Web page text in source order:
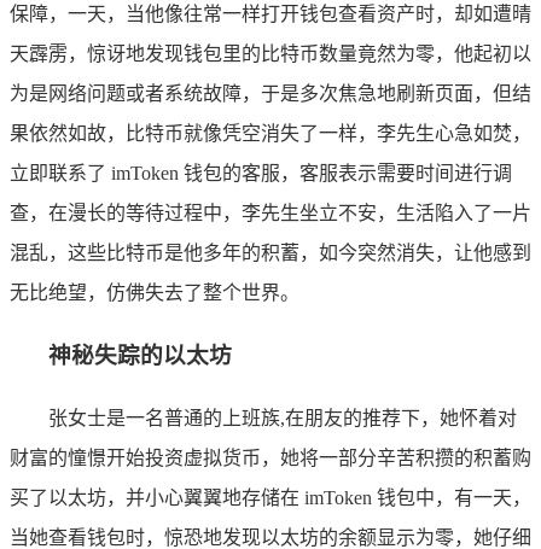
保障，一天，当他像往常一样打开钱包查看资产时，却如遭晴
天霹雳，惊讶地发现钱包里的比特币数量竟然为零，他起初以
为是网络问题或者系统故障，于是多次焦急地刷新页面，但结
果依然如故，比特币就像凭空消失了一样，李先生心急如焚，
立即联系了 imToken 钱包的客服，客服表示需要时间进行调
查，在漫长的等待过程中，李先生坐立不安，生活陷入了一片
混乱，这些比特币是他多年的积蓄，如今突然消失，让他感到
无比绝望，仿佛失去了整个世界。
神秘失踪的以太坊
张女士是一名普通的上班族,在朋友的推荐下，她怀着对
财富的憧憬开始投资虚拟货币，她将一部分辛苦积攒的积蓄购
买了以太坊，并小心翼翼地存储在 imToken 钱包中，有一天，
当她查看钱包时，惊恐地发现以太坊的余额显示为零，她仔细